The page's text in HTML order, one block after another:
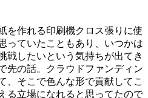
を作れる印刷機クロス張りに使
っていたこともあり、いつかは
戦したいという気持ちが出てき
先の話。クラウドファンディン
、そこで色んな形で貢献してこ
る立場になれると思ってたので